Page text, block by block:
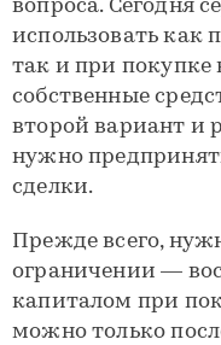
вопроса. Сегодня
использовать как
так и при
собственные
второй вариант и
нужно
сделки.
Прежде всего,
ограничении —
капиталом при
можно только